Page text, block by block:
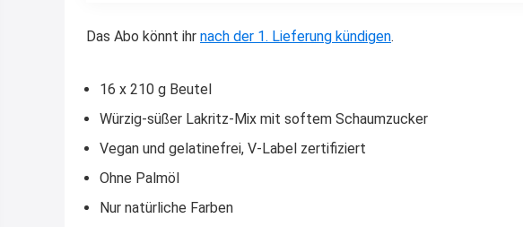
Das Abo könnt ihr nach der 1. Lieferung kündigen.
16 x 210 g Beutel
Würzig-süßer Lakritz-Mix mit softem Schaumzucker
Vegan und gelatinefrei, V-Label zertifiziert
Ohne Palmöl
Nur natürliche Farben